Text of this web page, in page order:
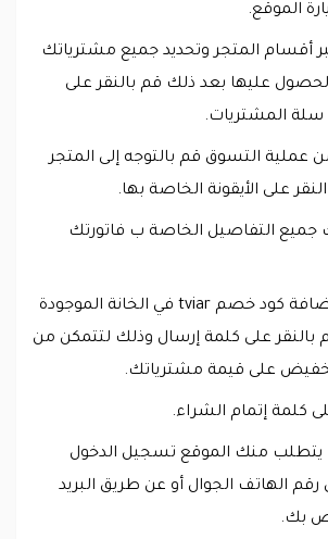
الموقع.
أقسام المتجر وتحديد جميع مشترياتك
عليها بعد ذلك قم بالنقر على
المشتريات.
عملية التسوق قم بالتوجه إلى المتجر
على الأيقونة الخاصة بها.
التفاصيل الخاصة ب فاتورتك
بعد ذلك قم بإضافة كود خصم tviar في الخانة الموجودة
بالنقر على كلمة إرسال وذلك لتتمكن من
على قيمة مشترياتك.
كلمة إتمام الشراء.
منك الموقع تسجيل الدخول
الهاتف الجوال أو عن طريق البريد
بك.